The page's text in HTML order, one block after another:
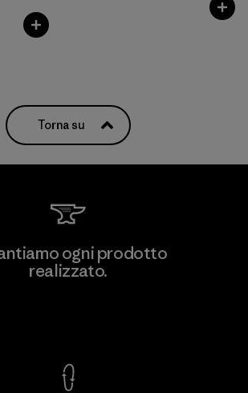
Torna su
ogni prodotto
realizzato.